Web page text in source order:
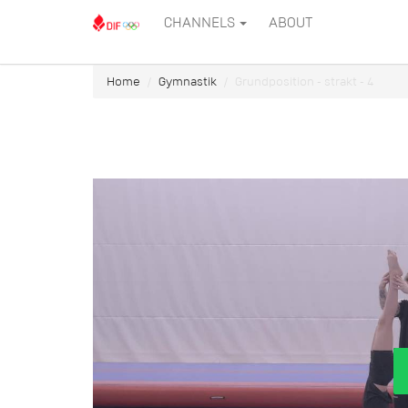
CHANNELS ABOUT
Home Gymnastik Grundposition - strakt - 4